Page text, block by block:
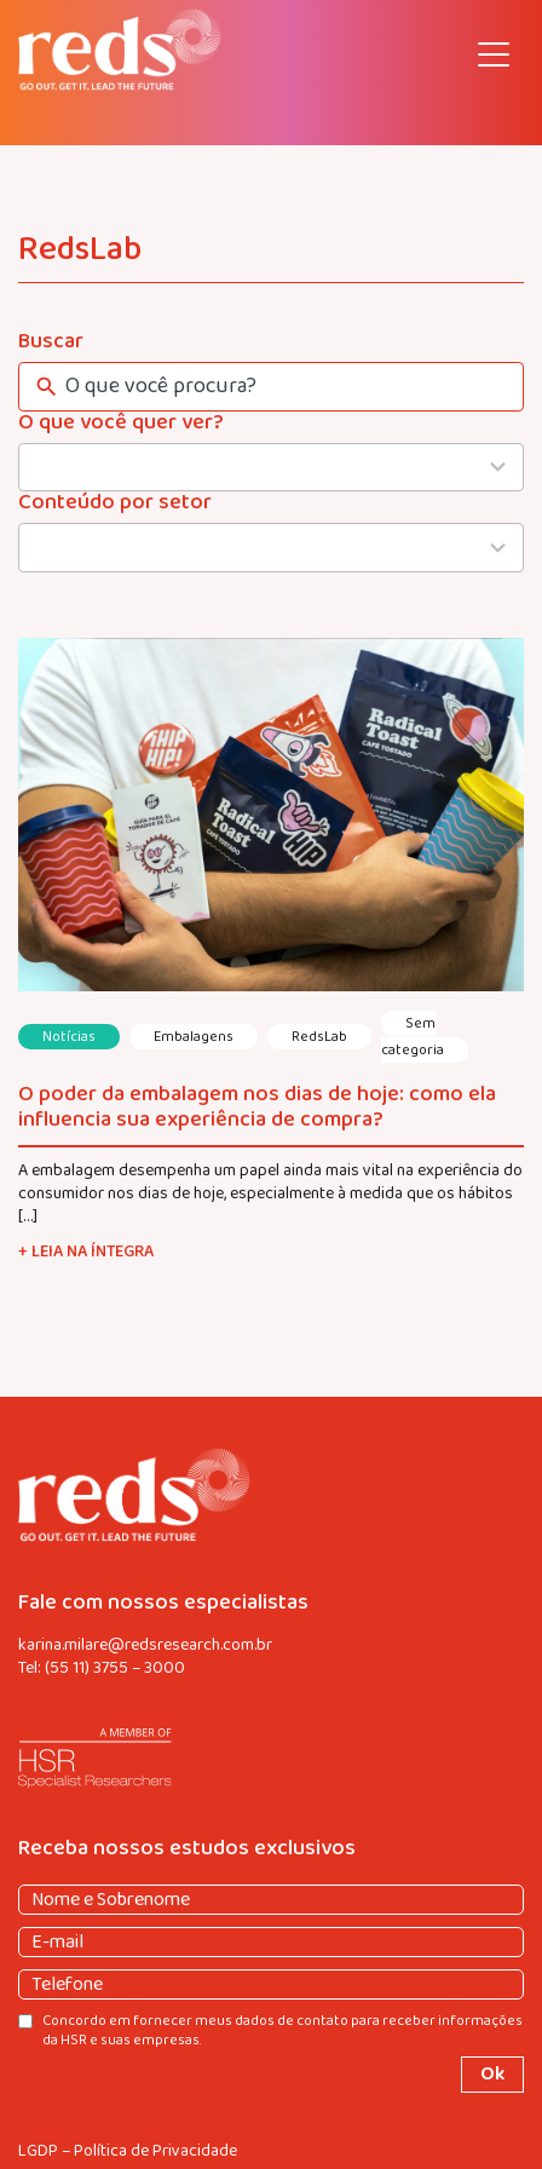
para
conteúdo
RedsLab
Buscar
O que você quer ver?
4
results
Conteúdo por setor
22
results
Notícias Embalagens RedsLab
Sem
categoria
O poder da embalagem nos dias de hoje: como ela
influencia sua experiência de compra?
A embalagem desempenha um papel ainda mais vital na experiência do
consumidor nos dias de hoje, especialmente à medida que os hábitos
[…]
+ LEIA NA ÍNTEGRA
LGDP – Política de Privacidade
Fale com nossos especialistas
karina.milare@redsresearch.com.br
Tel:(55 11) 3755 – 3000
Receba nossos estudos exclusivos
Nome
e
Sobrenome(obrigatório)
Nome
e
Sobrenome
E-
mail(obrigatório)
Telefone
Consentir
Concordo em fornecer meus dados de contato para receber informações
da HSR e suas empresas.